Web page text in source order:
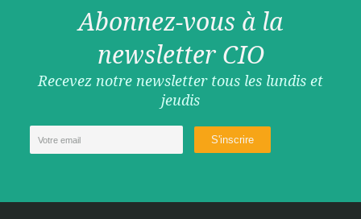
Abonnez-vous à la
newsletter CIO
Recevez notre newsletter tous les lundis et
jeudis